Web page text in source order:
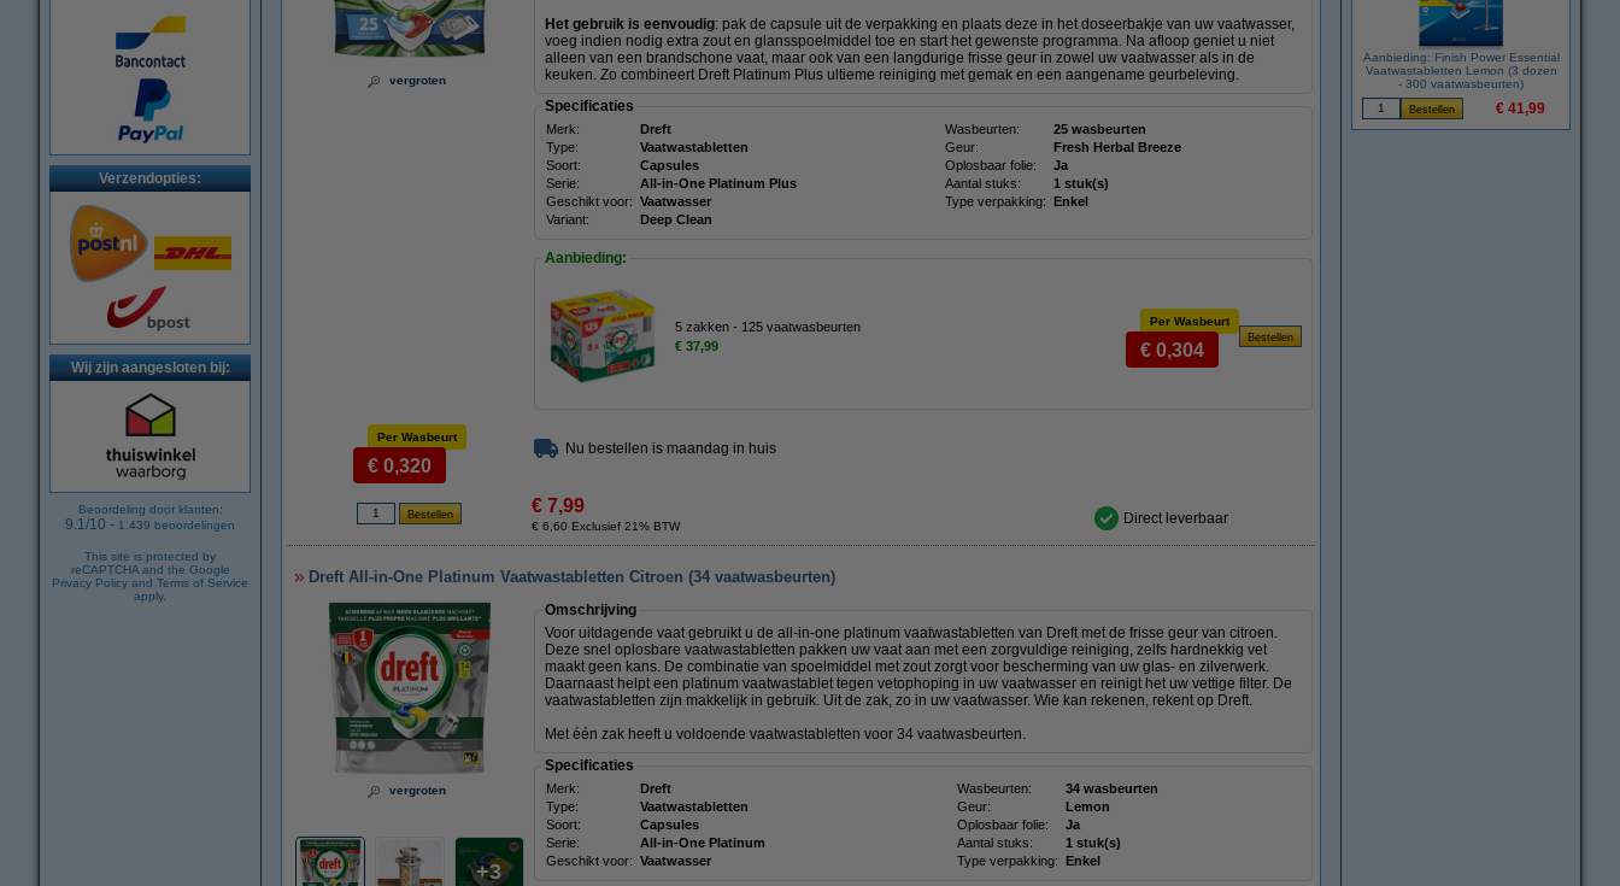
Verzendopties:
Wij zijn aangesloten bij:
Beoordeling door klanten:
9.1/10 - 1.439 beoordelingen
This site is protected by
reCAPTCHA and the Google
Privacy Policy and Terms of Service
apply.
vergroten
Het gebruik is eenvoudig: pak de capsule uit de verpakking en plaats deze in het doseerbakje van uw vaatwasser,
voeg indien nodig extra zout en glansspoelmiddel toe en start het gewenste programma. Na afloop geniet u niet
alleen van een brandschone vaat, maar ook van een langdurige frisse geur in zowel uw vaatwasser als in de
keuken. Zo combineert Dreft Platinum Plus ultieme reiniging met gemak en een aangename geurbeleving.
Specificaties
Merk: Dreft Wasbeurten:
25 wasbeurten
Type:
Vaatwastabletten Geur:
Fresh Herbal Breeze
Soort:
Capsules Oplosbaar folie:
Ja
Serie:
All-in-One Platinum Plus Aantal stuks:
1 stuk(s)
Geschikt voor: Vaatwasser Type verpakking: Enkel
Variant:
Deep Clean
Aanbieding:
5 zakken - 125 vaatwasbeurten
€ 37,99
Per Wasbeurt
€ 0,304
Per Wasbeurt
€ 0,320
Nu bestellen is maandag in huis
€ 7,99
€ 6,60 Exclusief 21% BTW Direct leverbaar
Dreft All-in-One Platinum Vaatwastabletten Citroen (34 vaatwasbeurten)
vergroten
3
Omschrijving
Voor uitdagende vaat gebruikt u de all-in-one platinum vaatwastabletten van Dreft met de frisse geur van citroen.
Deze snel oplosbare vaatwastabletten pakken uw vaat aan met een zorgvuldige reiniging, zelfs hardnekkig vet
maakt geen kans. De combinatie van spoelmiddel met zout zorgt voor bescherming van uw glas- en zilverwerk.
Daarnaast helpt een platinum vaatwastablet tegen vetophoping in uw vaatwasser en reinigt het uw vettige filter. De
vaatwastabletten zijn makkelijk in gebruik. Uit de zak, zo in uw vaatwasser. Wie kan rekenen, rekent op Dreft.
Met één zak heeft u voldoende vaatwastabletten voor 34 vaatwasbeurten.
Specificaties
Merk: Dreft Wasbeurten:
34 wasbeurten
Type:
Vaatwastabletten Geur:
Lemon
Soort:
Capsules Oplosbaar folie:
Ja
Serie:
All-in-One Platinum Aantal stuks:
1 stuk(s)
Geschikt voor: Vaatwasser Type verpakking: Enkel
Aanbieding: Finish Power Essential
Vaatwastabletten Lemon (3 dozen
- 300 vaatwasbeurten)
€ 41,99